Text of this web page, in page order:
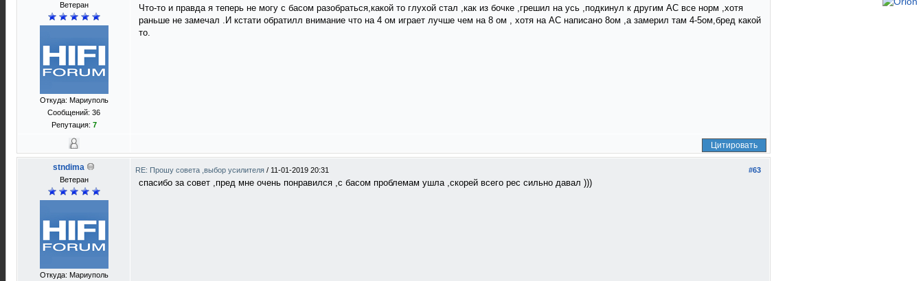
Ветеран
Откуда: Мариуполь
Сообщений: 36
Репутация: 7
Что-то и правда я теперь не могу с басом разобраться,какой то глухой стал ,как из бочке ,грешил на усь ,подкинул к другим АС все норм ,хотя
раньше не замечал .И кстати обратилл внимание что на 4 ом играет лучше чем на 8 ом , хотя на АС написано 8ом ,а замерил там 4-5ом,бред какой
то.
Цитировать
stndima
Ветеран
Откуда: Мариуполь
#63
RE: Прошу совета ,выбор усилителя / 11-01-2019 20:31
спасибо за совет ,пред мне очень понравился ,с басом проблемам ушла ,скорей всего рес сильно давал )))